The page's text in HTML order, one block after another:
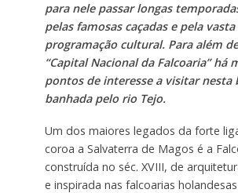
para nele passar longas
pelas famosas caçadas e pela vasta
programação cultural. Para além
“Capital Nacional da Falcoaria” há
pontos de interesse a visitar nesta
banhada pelo rio Tejo.
Um dos maiores legados da forte
coroa a Salvaterra de Magos é a
construída no séc. XVIII, de
e inspirada nas falcoarias